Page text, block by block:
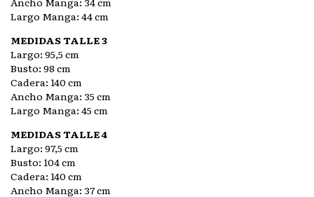
Largo Manga: 44 cm
MEDIDAS TALLE 3
Largo: 95,5 cm
Busto: 98 cm
Cadera: 140 cm
Ancho Manga: 35 cm
Largo Manga: 45 cm
MEDIDAS TALLE 4
Largo: 97,5 cm
Busto: 104 cm
Cadera: 140 cm
Ancho Manga: 37 cm